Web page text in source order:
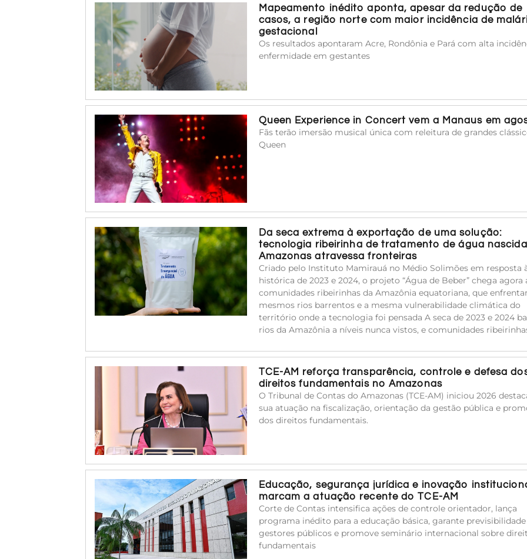
Mapeamento inédito aponta, apesar da redução de
casos, a região norte com maior incidência de
gestacional
Os resultados apontaram Acre, Rondônia e Pará com alta
enfermidade em gestantes
Queen Experience in Concert vem a Manaus em
Fãs terão imersão musical única com releitura de grandes
Queen
Da seca extrema à exportação de uma solução:
tecnologia ribeirinha de tratamento de água
Amazonas atravessa fronteiras
Criado pelo Instituto Mamirauá no Médio Solimões em resposta
histórica de 2023 e 2024, o projeto “Água de Beber” chega agora
comunidades ribeirinhas da Amazônia equatoriana, que
mesmos rios barrentos e a mesma vulnerabilidade climática do
território onde a tecnologia foi pensada A seca de 2023 e 2024
rios da Amazônia a níveis nunca vistos, e comunidades
TCE-AM reforça transparência, controle e defesa
direitos fundamentais no Amazonas
O Tribunal de Contas do Amazonas (TCE-AM) iniciou 2026
sua atuação na fiscalização, orientação da gestão pública e
dos direitos fundamentais.
Educação, segurança jurídica e inovação
marcam a atuação recente do TCE-AM
Corte de Contas intensifica ações de controle orientador, lança
programa inédito para a educação básica, garante previsibilidade
gestores públicos e promove seminário internacional sobre
fundamentais